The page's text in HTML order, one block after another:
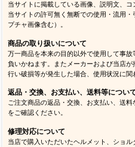
当サイトに掲載している画像、説明文、
当サイトの許可無く無断での使用・流用
プチャ画像含む）。
商品の取り扱いについて
万一商品を本来の目的以外で使用して事
負いかねます。またメーカーおよび当店
行い破損等が発生した場合、使用状況に関
返品・交換、お支払い、送料等につい
ご注文商品の返品・交換、お支払い、送
をご確認ください。
修理対応について
当店で購入いただいたヘルメット、ショ